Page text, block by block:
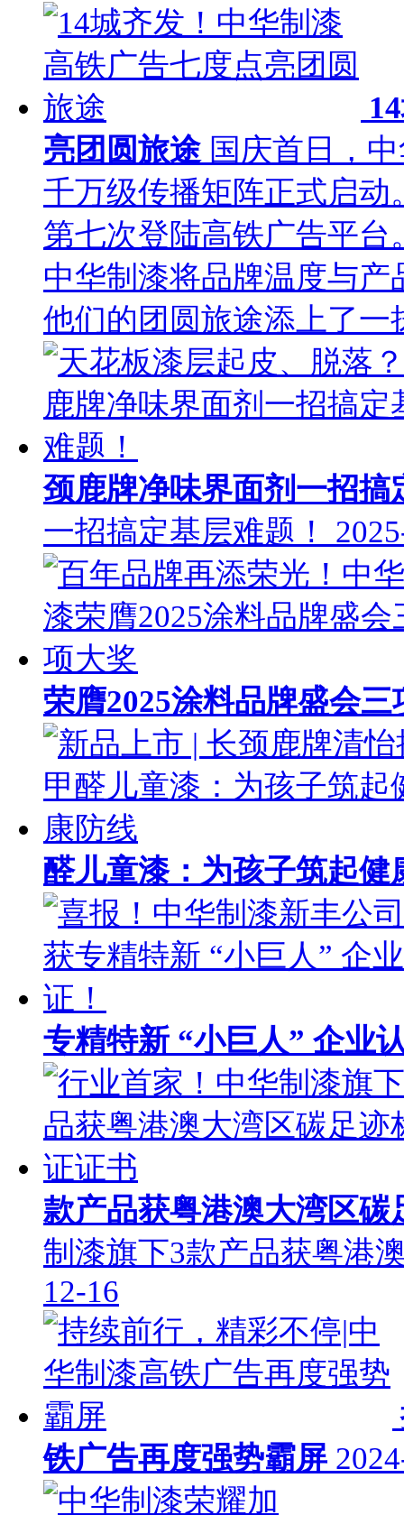
亮团圆旅途 国庆首日，
千万级传播矩阵正式启
第七次登陆高铁广告平
中华制漆将品牌温度与
他们的团圆旅途添上了
颈鹿牌净味界面剂一招
一招搞定基层难题！
荣膺2025涂料品牌盛会
醛儿童漆：为孩子筑起
专精特新 “小巨人” 企业
款产品获粤港澳大湾区
制漆旗下3款产品获粤港
12-16
铁广告再度强势霸屏